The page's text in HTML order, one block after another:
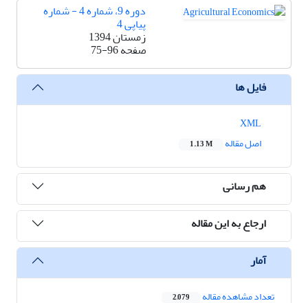
دوره 9، شماره 4 - شماره
پیاپی 4
زمستان 1394
صفحه75-96
فایل ها
اصل مقاله
1.13 M
هم رسانی
ارجاع به این مقاله
آمار
تعداد مشاهده مقاله 2,079